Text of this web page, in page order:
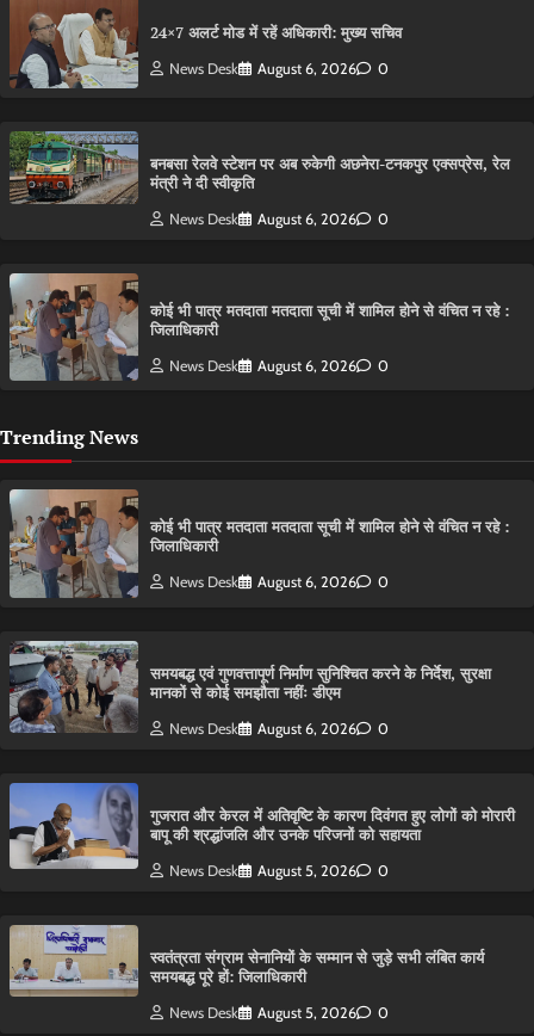
24×7 अलर्ट मोड में रहें अधिकारी: मुख्य सचिव
News Desk August 6, 2026 0
बनबसा रेलवे स्टेशन पर अब रुकेगी अछनेरा-टनकपुर एक्सप्रेस, रेल
मंत्री ने दी स्वीकृति
News Desk August 6, 2026 0
कोई भी पात्र मतदाता मतदाता सूची में शामिल होने से वंचित न रहे :
जिलाधिकारी
News Desk August 6, 2026 0
Trending News
कोई भी पात्र मतदाता मतदाता सूची में शामिल होने से वंचित न रहे :
जिलाधिकारी
News Desk August 6, 2026 0
समयबद्ध एवं गुणवत्तापूर्ण निर्माण सुनिश्चित करने के निर्देश, सुरक्षा
मानकों से कोई समझौता नहींः डीएम
News Desk August 6, 2026 0
गुजरात और केरल में अतिवृष्टि के कारण दिवंगत हुए लोगों को मोरारी
बापू की श्रद्धांजलि और उनके परिजनों को सहायता
News Desk August 5, 2026 0
स्वतंत्रता संग्राम सेनानियों के सम्मान से जुड़े सभी लंबित कार्य
समयबद्ध पूरे हों: जिलाधिकारी
News Desk August 5, 2026 0